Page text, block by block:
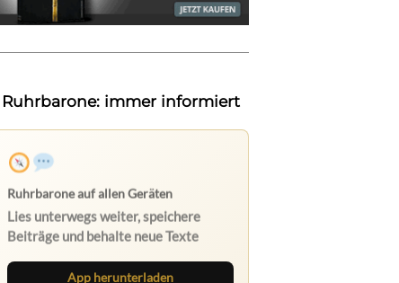
Ruhrbarone: immer informiert
Ruhrbarone auf allen Geräten
Lies unterwegs weiter, speichere
Beiträge und behalte neue Texte
App herunterladen